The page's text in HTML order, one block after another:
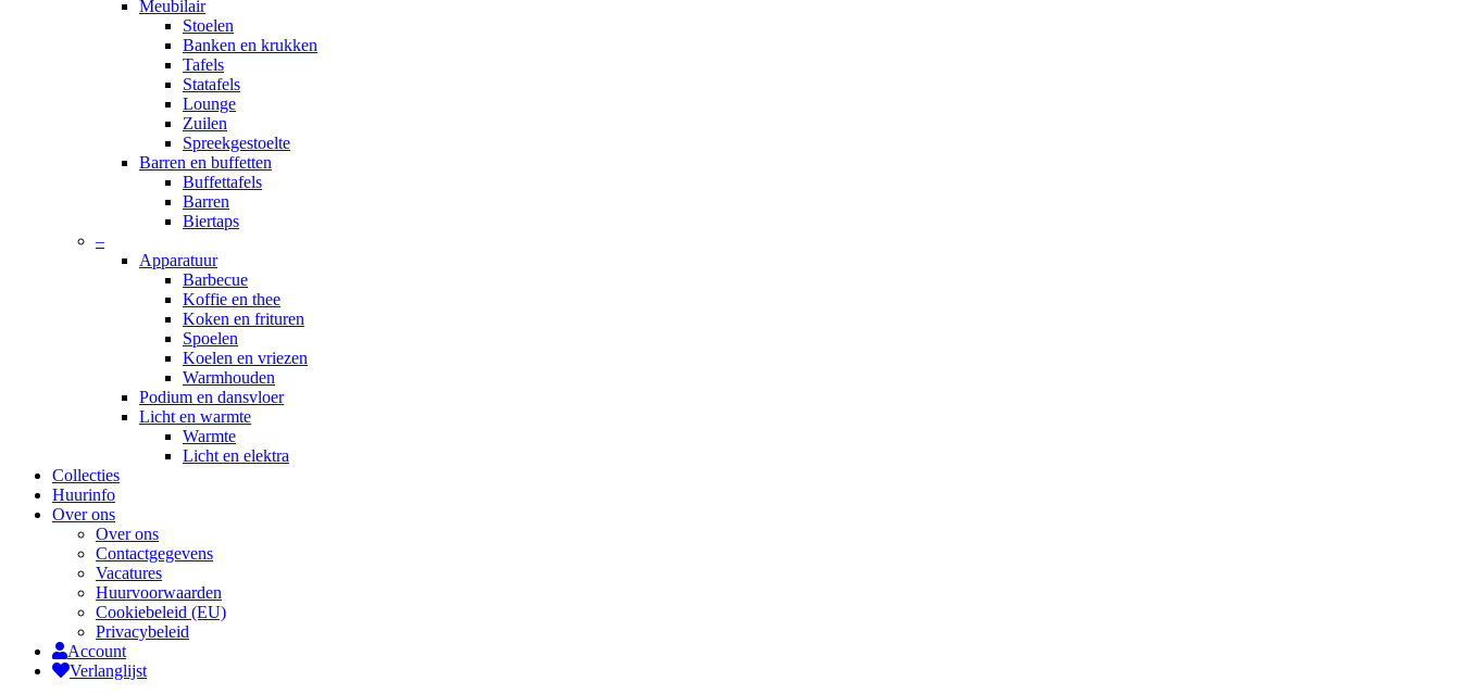
Meubilair
Stoelen
Banken en krukken
Tafels
Statafels
Lounge
Zuilen
Spreekgestoelte
Barren en buffetten
Buffettafels
Barren
Biertaps
–
Apparatuur
Barbecue
Koffie en thee
Koken en frituren
Spoelen
Koelen en vriezen
Warmhouden
Podium en dansvloer
Licht en warmte
Warmte
Licht en elektra
Collecties
Huurinfo
Over ons
Over ons
Contactgegevens
Vacatures
Huurvoorwaarden
Cookiebeleid (EU)
Privacybeleid
Account
Verlanglijst